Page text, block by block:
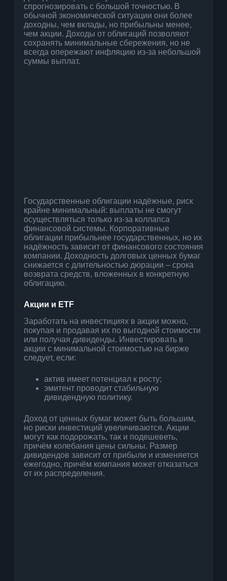
спрогнозировать с большой точностью. В
обычной экономической ситуации они более
доходны, чем вклады, но прибыльны менее,
чем акции. Доходы от облигаций позволяют
сохранять минимальные сбережения, но не
всегда опережают инфляцию из-за небольшой
суммы выплат.
Государственные облигации надёжные, риск
крайне минимальный: выплаты не смогут
осуществляться только из-за коллапса
финансовой системы. Корпоративные
облигации прибыльнее государственных, но их
надёжность зависит от финансового состояния
компании. Доходность долговых ценных бумаг
снижается с длительностью дюрации – срока
возврата средств, вложенных в конкретную
облигацию.
Акции и ETF
Заработать на инвестициях в акции можно,
покупая и продавая их по выгодной стоимости
или получая дивиденды. Инвестировать в
акции с минимальной стоимостью на бирже
следует, если:
актив имеет потенциал к росту;
эмитент проводит стабильную
дивидендную политику.
Доход от ценных бумаг может быть большим,
но риски инвестиций увеличиваются. Акции
могут как подорожать, так и подешеветь,
причём колебания цены сильны. Размер
дивидендов зависит от прибыли и изменяется
ежегодно, причём компания может отказаться
от их распределения.